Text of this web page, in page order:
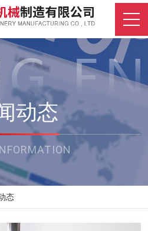
动态
态